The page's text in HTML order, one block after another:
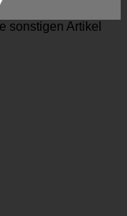
sonstigen Artikel